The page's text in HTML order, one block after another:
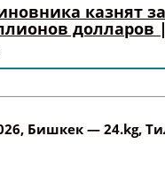
казнят
долларов
, Бишкек — 24.kg,